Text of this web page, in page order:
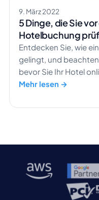
9. März 2022
5 Dinge, die Sie
Hotelbuchung
Entdecken Sie, wie
gelingt, und
bevor Sie Ihr Hotel
Mehr lesen →